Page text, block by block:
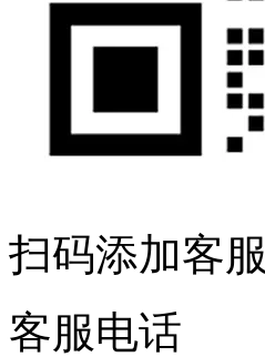
扫码添加客服
客服电话